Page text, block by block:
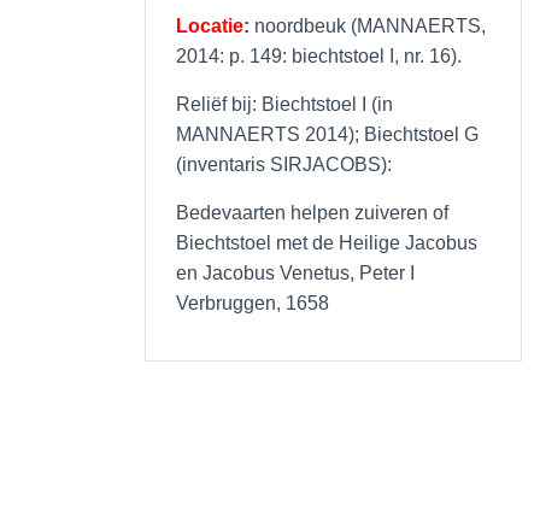
Locatie: noordbeuk (MANNAERTS,
2014: p. 149: biechtstoel I, nr. 16).
Reliëf bij: Biechtstoel I (in
MANNAERTS 2014); Biechtstoel G
(inventaris SIRJACOBS):
Bedevaarten helpen zuiveren of
Biechtstoel met de Heilige Jacobus
en Jacobus Venetus, Peter I
Verbruggen, 1658